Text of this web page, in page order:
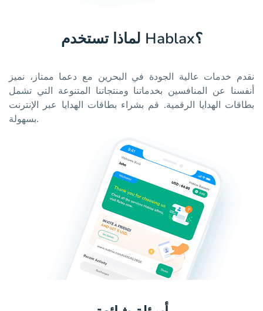
لماذا تستخدم Hablax؟
نقدم خدمات عالية الجودة في البحرين مع دعما ممتاز، نميز
أنفسنا عن المنافسين بخدماتنا ومنتجاتنا المتنوعة التي تشمل
بطاقات الهدايا الرقمية. قم بشراء بطاقات الهدايا عبر الإنترنت
بسهولة.